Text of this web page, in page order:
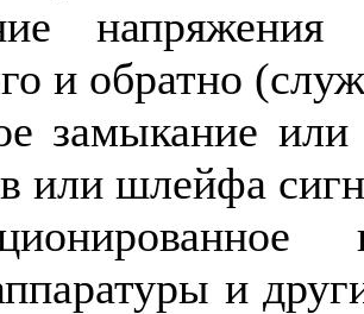
напряжения
и обратно
замыкание
или шлейфа
и